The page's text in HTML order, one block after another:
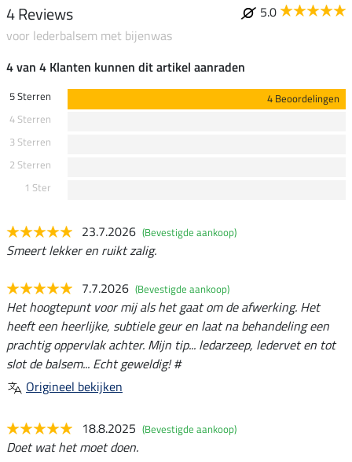
4 Reviews
5.0
voor lederbalsem met bijenwas
4 van 4 Klanten kunnen dit artikel aanraden
5 Sterren
4 Beoordelingen
4 Sterren
3 Sterren
2 Sterren
1 Ster
23.7.2026 (Bevestigde aankoop)
Smeert lekker en ruikt zalig.
7.7.2026 (Bevestigde aankoop)
Het hoogtepunt voor mij als het gaat om de afwerking. Het
heeft een heerlijke, subtiele geur en laat na behandeling een
prachtig oppervlak achter. Mijn tip... ledarzeep, ledervet en tot
slot de balsem... Echt geweldig! #
Origineel bekijken
18.8.2025 (Bevestigde aankoop)
Doet wat het moet doen.